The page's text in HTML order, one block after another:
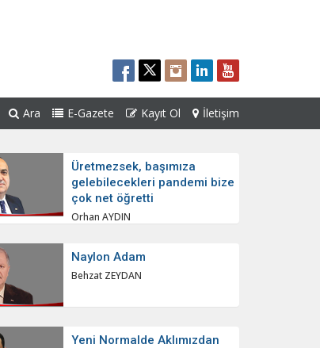
Ara E-Gazete Kayıt Ol İletişim
Üretmezsek, başımıza
gelebilecekleri pandemi bize
çok net öğretti
Orhan AYDIN
Naylon Adam
Behzat ZEYDAN
Yeni Normalde Aklımızdan